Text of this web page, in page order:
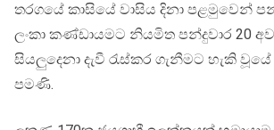
තරගයේ කාසියේ වාසිය දිනා පළමුවෙන්
ලංකා කණ්ඩායමට නියමිත පන්දුවාර 20
සියලුදෙනා දැවී රැස්කර ගැනීමට හැකි
පමණි.